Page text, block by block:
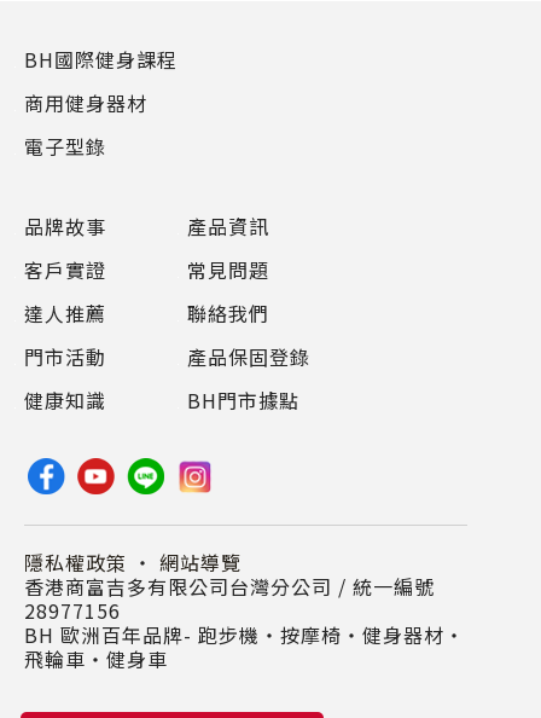
品牌故事
客戶實證
達人推薦
門市活動
健康知識
產品資訊
常見問題
聯絡我們
產品保固登錄
BH門市據點
BH國際健身課程
商用健身器材
電子型錄
隱私權政策 ・ 網站導覽
香港商富吉多有限公司台灣分公司 / 統一編號
28977156
BH 歐洲百年品牌- 跑步機‧按摩椅‧健身器材‧
飛輪車‧健身車